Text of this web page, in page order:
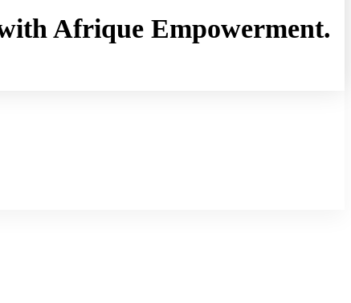
Afrique Empowerment.